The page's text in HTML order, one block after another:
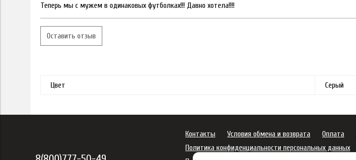
Теперь мы с мужем в одинаковых футболках!!! Давно хотела!!!!
Оставить отзыв
Цвет Серый
Контакты Условия обмена и возврата Оплата
Политика конфиденциальности персональных данных